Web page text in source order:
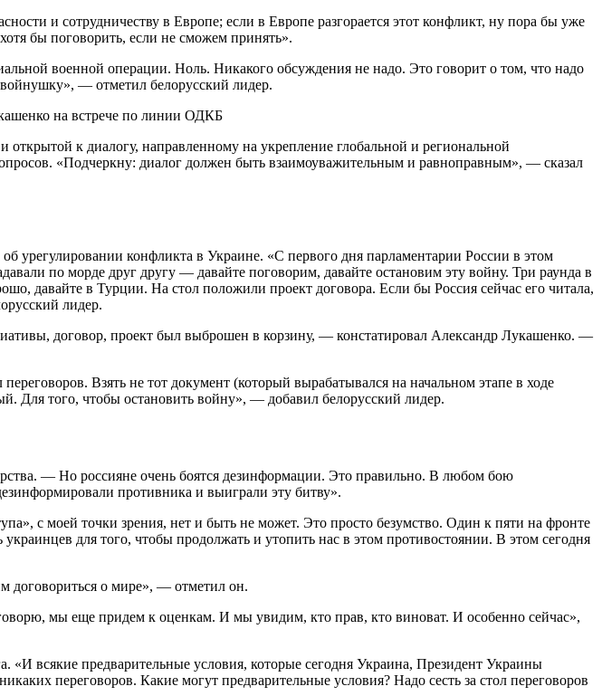
и сотрудничеству в Европе; если в Европе разгорается этот конфликт, ну пора бы уже
бы поговорить, если не сможем принять».
военной операции. Ноль. Никакого обсуждения не надо. Это говорит о том, что надо
— отметил белорусский лидер.
к диалогу, направленному на укрепление глобальной и региональной
«Подчеркну: диалог должен быть взаимоуважительным и равноправным», — сказал
урегулировании конфликта в Украине. «С первого дня парламентарии России в этом
по морде друг другу — давайте поговорим, давайте остановим эту войну. Три раунда в
давайте в Турции. На стол положили проект договора. Если бы Россия сейчас его читала,
лидер.
договор, проект был выброшен в корзину, — констатировал Александр Лукашенко. —
Взять не тот документ (который вырабатывался на начальном этапе в ходе
того, чтобы остановить войну», — добавил белорусский лидер.
— Но россияне очень боятся дезинформации. Это правильно. В любом бою
противника и выиграли эту битву».
с моей точки зрения, нет и быть не может. Это просто безумство. Один к пяти на фронте
для того, чтобы продолжать и утопить нас в этом противостоянии. В этом сегодня
договориться о мире», — отметил он.
мы еще придем к оценкам. И мы увидим, кто прав, кто виноват. И особенно сейчас»,
«И всякие предварительные условия, которые сегодня Украина, Президент Украины
переговоров. Какие могут предварительные условия? Надо сесть за стол переговоров